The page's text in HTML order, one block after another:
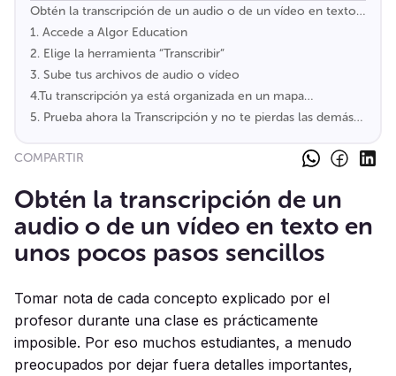
Obtén la transcripción de un
audio o de un vídeo en texto en
unos pocos pasos sencillos
Tomar nota de cada concepto explicado por el
profesor durante una clase es prácticamente
imposible. Por eso muchos estudiantes, a menudo
preocupados por dejar fuera detalles importantes,
Obtén la transcripción de un audio o de un vídeo en texto
en unos pocos pasos sencillos
1. Accede a Algor Education
2. Elige la herramienta “Transcribir”
3. Sube tus archivos de audio o vídeo
4.Tu transcripción ya está organizada en un mapa
conceptual y un resumen
5. Prueba ahora la Transcripción y no te pierdas las demás
COMPARTIR